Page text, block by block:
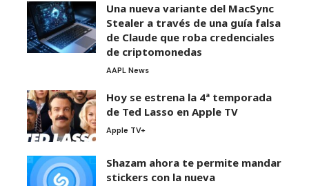
Una nueva variante del MacSync
Stealer a través de una guía falsa
de Claude que roba credenciales
de criptomonedas
AAPL News
Hoy se estrena la 4ª temporada
de Ted Lasso en Apple TV
Apple TV+
Shazam ahora te permite mandar
stickers con la nueva